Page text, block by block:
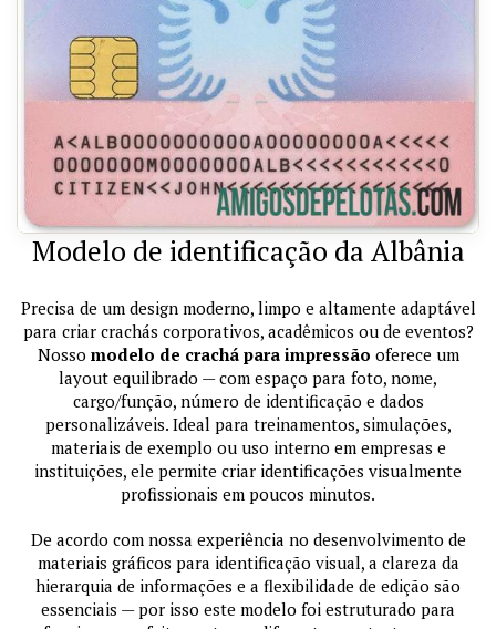
Modelo de identificação da Albânia
Precisa de um design moderno, limpo e altamente adaptável
para criar crachás corporativos, acadêmicos ou de eventos?
Nosso modelo de crachá para impressão oferece um
layout equilibrado — com espaço para foto, nome,
cargo/função, número de identificação e dados
personalizáveis. Ideal para treinamentos, simulações,
materiais de exemplo ou uso interno em empresas e
instituições, ele permite criar identificações visualmente
profissionais em poucos minutos.
De acordo com nossa experiência no desenvolvimento de
materiais gráficos para identificação visual, a clareza da
hierarquia de informações e a flexibilidade de edição são
essenciais — por isso este modelo foi estruturado para